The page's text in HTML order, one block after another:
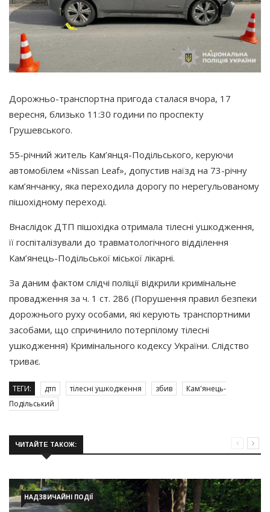
Дорожньо-транспортна пригода сталася вчора, 17
вересня, близько 11:30 години по проспекту
Грушевського.
55-річний житель Кам’янця-Подільського, керуючи
автомобілем «Nissan Leaf», допустив наїзд на 73-річну
кам’янчанку, яка переходила дорогу по нерегульованому
пішохідному переході.
Внаслідок ДТП пішохідка отримала тілесні ушкодження,
її госпіталізували до травматологічного відділення
Кам’янець-Подільської міської лікарні.
За даним фактом слідчі поліції відкрили кримінальне
провадження за ч. 1 ст. 286 (Порушення правил безпеки
дорожнього руху особами, які керують транспортними
засобами, що спричинило потерпілому тілесні
ушкодження) Кримінального кодексу України. Слідство
триває.
ТЕГИ: дтп тілесні ушкодження збив
Кам'янець-
Подільський
ЧИТАЙТЕ ТАКОЖ:
НАДЗВИЧАЙНІ ПОДІЇ